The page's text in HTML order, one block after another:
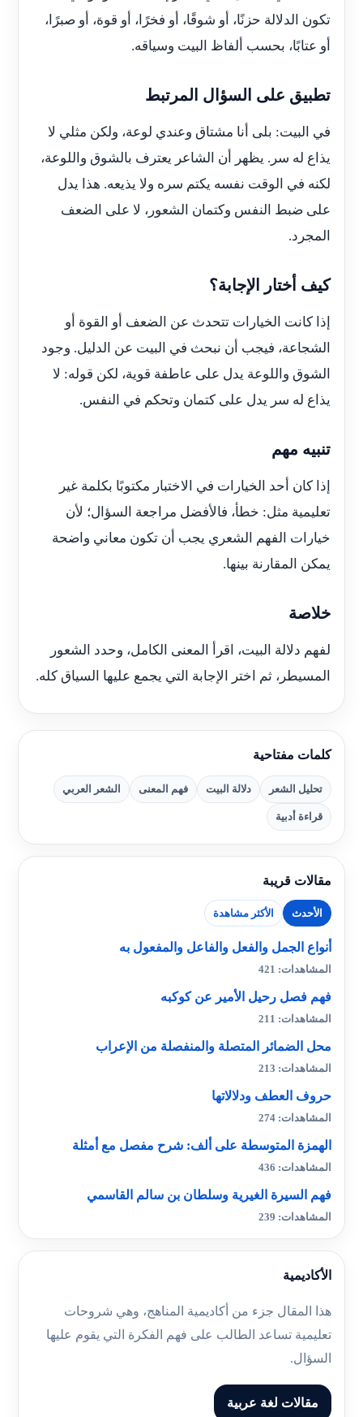
تكون الدلالة حزنًا، أو شوقًا، أو فخرًا، أو قوة، أو صبرًا،
أو عتابًا، بحسب ألفاظ البيت وسياقه.
تطبيق على السؤال المرتبط
في البيت: بلى أنا مشتاق وعندي لوعة، ولكن مثلي لا
يذاع له سر. يظهر أن الشاعر يعترف بالشوق واللوعة،
لكنه في الوقت نفسه يكتم سره ولا يذيعه. هذا يدل
على ضبط النفس وكتمان الشعور، لا على الضعف
المجرد.
كيف أختار الإجابة؟
إذا كانت الخيارات تتحدث عن الضعف أو القوة أو
الشجاعة، فيجب أن نبحث في البيت عن الدليل. وجود
الشوق واللوعة يدل على عاطفة قوية، لكن قوله: لا
يذاع له سر يدل على كتمان وتحكم في النفس.
تنبيه مهم
إذا كان أحد الخيارات في الاختبار مكتوبًا بكلمة غير
تعليمية مثل: خطأ، فالأفضل مراجعة السؤال؛ لأن
خيارات الفهم الشعري يجب أن تكون معاني واضحة
يمكن المقارنة بينها.
خلاصة
لفهم دلالة البيت، اقرأ المعنى الكامل، وحدد الشعور
المسيطر، ثم اختر الإجابة التي يجمع عليها السياق كله.
كلمات مفتاحية
تحليل الشعر دلالة البيت فهم المعنى الشعر العربي
قراءة أدبية
مقالات قريبة
الأحدث الأكثر مشاهدة
أنواع الجمل والفعل والفاعل والمفعول به
المشاهدات: 421
فهم فصل رحيل الأمير عن كوكبه
المشاهدات: 211
محل الضمائر المتصلة والمنفصلة من الإعراب
المشاهدات: 213
حروف العطف ودلالاتها
المشاهدات: 274
الهمزة المتوسطة على ألف: شرح مفصل مع أمثلة
المشاهدات: 436
فهم السيرة الغيرية وسلطان بن سالم القاسمي
المشاهدات: 239
الأكاديمية
هذا المقال جزء من أكاديمية المناهج، وهي شروحات
تعليمية تساعد الطالب على فهم الفكرة التي يقوم عليها
السؤال.
مقالات لغة عربية